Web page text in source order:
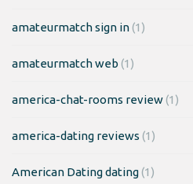
amateurmatch sign in(1)
amateurmatch web (1)
america-chat-rooms review(1)
america-dating reviews (1)
American Dating dating(1)